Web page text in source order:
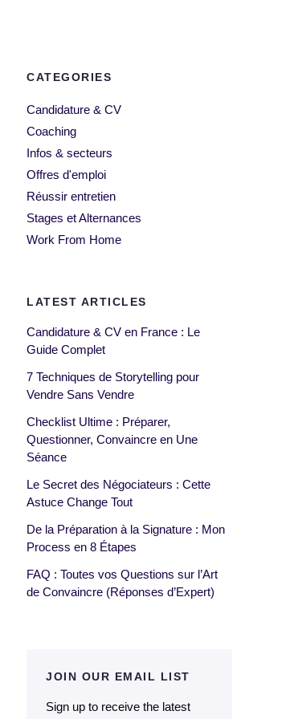
CATEGORIES
Candidature & CV
Coaching
Infos & secteurs
Offres d'emploi
Réussir entretien
Stages et Alternances
Work From Home
LATEST ARTICLES
Candidature & CV en France : Le
Guide Complet
7 Techniques de Storytelling pour
Vendre Sans Vendre
Checklist Ultime : Préparer,
Questionner, Convaincre en Une
Séance
Le Secret des Négociateurs : Cette
Astuce Change Tout
De la Préparation à la Signature : Mon
Process en 8 Étapes
FAQ : Toutes vos Questions sur l’Art
de Convaincre (Réponses d’Expert)
JOIN OUR EMAIL LIST
Sign up to receive the latest